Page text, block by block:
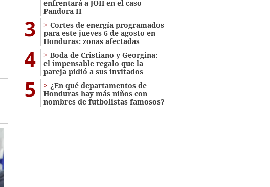
enfrentará a JOH en el caso
Pandora II
3
Cortes de energía programados
para este jueves 6 de agosto en
Honduras: zonas afectadas
4
Boda de Cristiano y Georgina:
el impensable regalo que la
pareja pidió a sus invitados
5
¿En qué departamentos de
Honduras hay más niños con
nombres de futbolistas famosos?